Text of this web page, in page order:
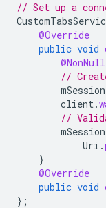
// Set up a
@Override
public void
@NonNull
//
mSession
client.
//
mSession
Uri .
}
@Override
public void
};